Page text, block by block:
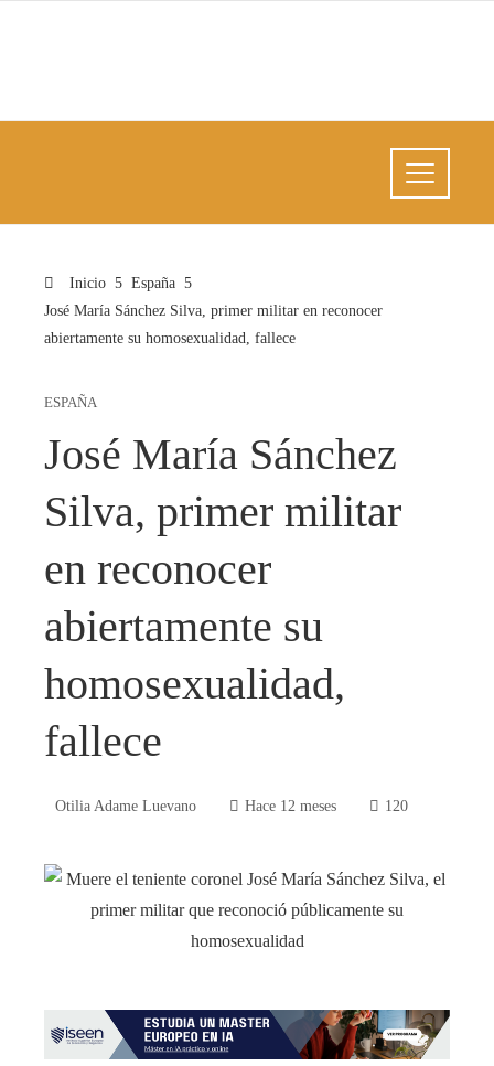
Inicio
España
José María Sánchez Silva, primer militar en reconocer
abiertamente su homosexualidad, fallece
ESPAÑA
José María Sánchez
Silva, primer militar
en reconocer
abiertamente su
homosexualidad,
fallece
Otilia Adame Luevano Hace 12 meses 120